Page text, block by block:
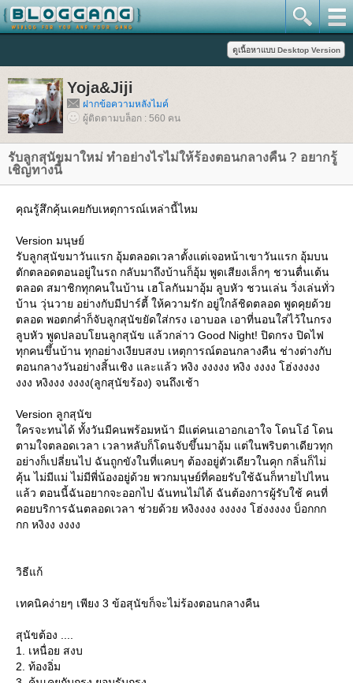
Yoja&Jiji
ฝากข้อความหลังไมค์
ผู้ติดตามบล็อก : 560 คน
รับลูกสุนัขมาใหม่ ทำอย่างไรไม่ให้ร้องตอนกลางคืน ? อยากรู้
เชิญทางนี้
คุณรู้สึกคุ้นเคยกับเหตุการณ์เหล่านี้ไหม
Version มนุษย์
รับลูกสุนัขมาวันแรก อุ้มตลอดเวลาตั้งแต่เจอหน้าเขาวันแรก อุ้มบน
ตักตลอดตอนอยู่ในรถ กลับมาถึงบ้านก็อุ้ม พูดเสียงเล็กๆ ชวนตื่นเต้น
ตลอด สมาชิกทุกคนในบ้าน เฮโลกันมาอุ้ม ลูบหัว ชวนเล่น วิ่งเล่นทั่ว
บ้าน วุ่นวาย อย่างกับมีปาร์ตี้ ให้ความรัก อยู่ใกล้ชิดตลอด พูดคุยด้ว
ตลอด พอตกค่ำก็จับลูกสุนัขยัดใส่กรง เอาบอล เอาที่นอนใส่ไว้ในกรง
ลูบหัว พูดปลอบโยนลูกสุนัข แล้วกล่าว Good Night! ปิดกรง ปิดไฟ
ทุกคนขึ้นบ้าน ทุกอย่างเงียบสงบ เหตุการณ์ตอนกลางคืน ช่างต่างกับ
ตอนกลางวันอย่างสิ้นเชิง และแล้ว หงิง งงงงง หงิง งงงง โฮ่งงงงง
งงง หงิงงง งงงง(ลูกสุนัขร้อง) จนถึงเช้า
Version ลูกสุนัข
ครจะทนได้ ทั้งวันมีคนพร้อมหน้า มีแต่คนเอาอกเอาใจ โดนโอ๋ โดน
ตามใจตลอดเวลา เวลาหลับก็โดนจับขึ้นมาอุ้ม แต่ในพริบตาเดียวทุก
อย่างก็เปลี่ยนไป ฉันถูกขังในที่แคบๆ ต้องอยู่ตัวเดียวในคุก กลิ่นก็ไม่
คุ้น ไม่มีแม่ ไม่มีพี่น้องอยู่ด้วย พวกมนุษย์ที่คอยรับใช้ฉันก็หายไปไหน
ล้ว ตอนนี้ฉันอยากจะออกไป ฉันทนไม่ได้ ฉันต้องการผู้รับใช้ คนที่
คอยบริการฉันตลอดเวลา ช่วยด้วย หงิงงงง งงงงง โฮ่งงงงง บ็อกกก
กก หงิงง งงงง
วิธีแก้
เทคนิคง่ายๆ เพียง 3 ข้อสุนัขก็จะไม่ร้องตอนกลางคืน
สุนัขต้อง ....
1. เหนื่อย สงบ
2. ท้องอิ่ม